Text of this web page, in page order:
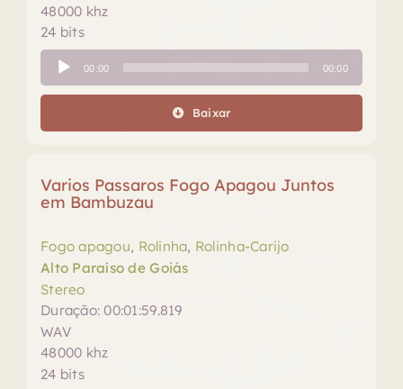
48000 khz
24 bits
Tocador
de
áudio
00:00 00:00
Baixar
Varios Passaros Fogo Apagou Juntos
em Bambuzau
Fogo apagou, Rolinha, Rolinha-Carijo
Alto Paraíso de Goiás
Stereo
Duração: 00:01:59.819
WAV
48000 khz
24 bits